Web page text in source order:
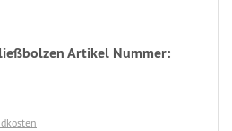
Artikel Nummer: